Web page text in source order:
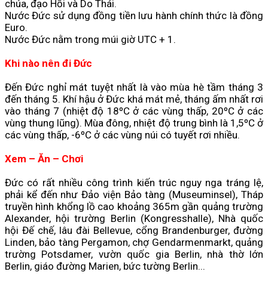
chúa, đạo Hồi và Do Thái.
Nước Đức sử dụng đồng tiền lưu hành chính thức là đồng
Euro.
Nước Đức nằm trong múi giờ UTC + 1.
Khi nào nên đi Đức
Đến Đức nghỉ mát tuyệt nhất là vào mùa hè tầm tháng 3
đến tháng 5. Khí hậu ở Đức khá mát mẻ, tháng ấm nhất rơi
vào tháng 7 (nhiệt độ 18ºC ở các vùng thấp, 20ºC ở các
vùng thung lũng). Mùa đông, nhiệt độ trung bình là 1,5ºC ở
các vùng thấp, -6ºC ở các vùng núi có tuyết rơi nhiều.
Xem – Ăn – Chơi
Đức có rất nhiều công trình kiến trúc nguy nga tráng lệ,
phải kể đến như Đảo viện Bảo tàng (Museuminsel), Tháp
truyền hình khổng lồ cao khoảng 365m gần quảng trường
Alexander, hội trường Berlin (Kongresshalle), Nhà quốc
hội Đế chế, lâu đài Bellevue, cổng Brandenburger, đường
Linden, bảo tàng Pergamon, chợ Gendarmenmarkt, quảng
trường Potsdamer, vườn quốc gia Berlin, nhà thờ lớn
Berlin, giáo đường Marien, bức tường Berlin...